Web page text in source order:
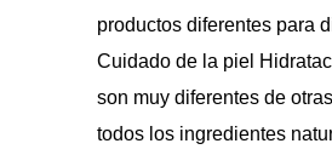
productos diferentes para
Cuidado de la piel
son muy diferentes de
todos los ingredientes